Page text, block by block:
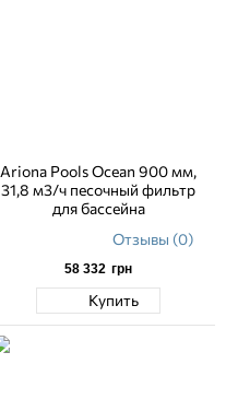
Ariona Pools Ocean 900 мм,
31,8 м3/ч песочный фильтр
для бассейна
Отзывы (0)
58 332 грн
Купить